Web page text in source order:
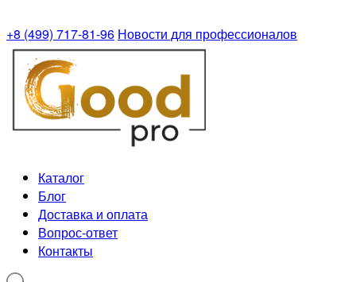
+8 (499) 717-81-96 Новости для профессионалов
Каталог
Блог
Доставка и оплата
Вопрос-ответ
Контакты